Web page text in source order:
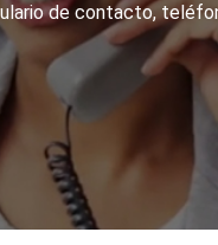
de contacto,